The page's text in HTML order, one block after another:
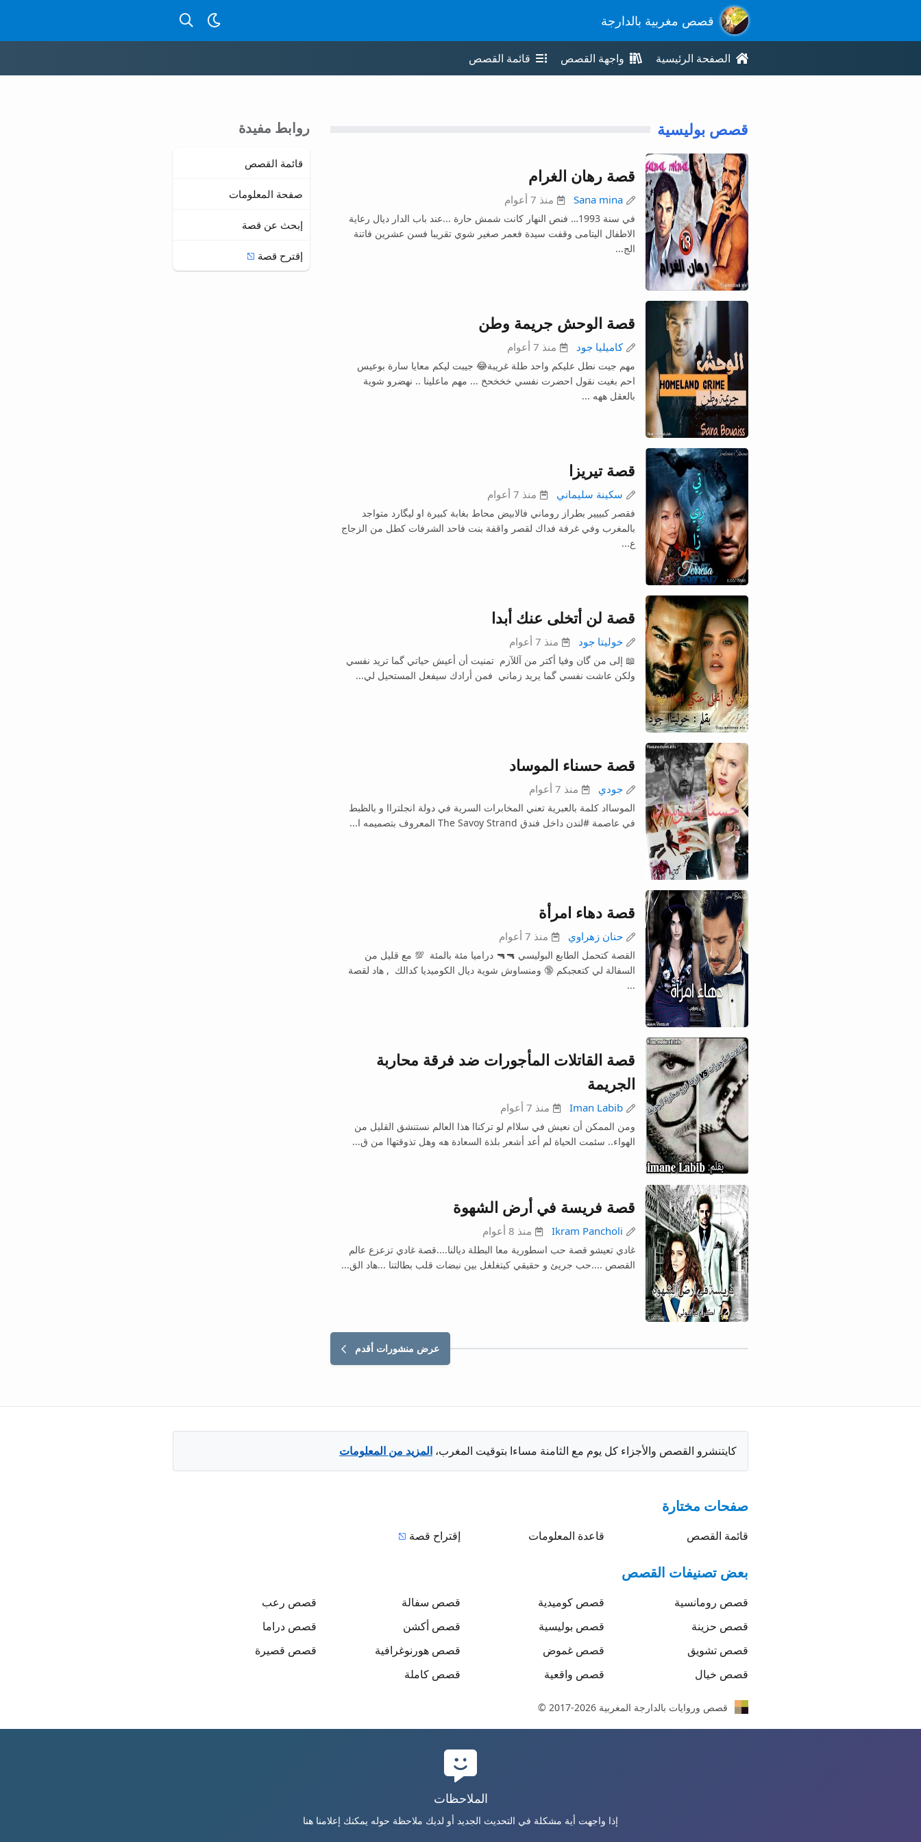
قصص مغربية بالدارجة بحث عن قصص بالدارجة
الصفحة الرئيسية واجهة القصص قائمة القصص
قصص بوليسية
قصة رهان الغرام
Sana mina منذ 7 أعوام
في سنة 1993… فنص النهار كانت شمش حارة ...عند باب الدار ديال رعاية
الاطفال اليتامى وقفت سيدة فعمر صغير شوي تقريبا فسن عشرين فاتنة
الج...
قصة الوحش جريمة وطن
كاميليا جود منذ 7 أعوام
مهم جيت نطل عليكم واحد طلة غريبة😂 جيبت ليكم معايا سارة بوعيس
احم بغيت نقول احضرت نفسي خخخحخ ... مهم ماعلينا .. نهضرو شوية
بالعقل ههه ...
قصة تيريزا
سكينة سليماني منذ 7 أعوام
فقصر كبييير بطراز روماني فالابيض محاط بغابة كبيرة او ليگارد متواجد
بالمغرب وفي غرفة فداك لقصر واقفة بنت فاحد الشرفات كطل من الزجاج
ع...
قصة لن أتخلى عنك أبدا
خوليتا جود منذ 7 أعوام
📖 إلى من گان وفيا أكتر من آللآزم تمنيت أن أعيش حياتي گما تريد نفسي
ولكن عاشت نفسي گما يريد زماني فمن أرادك سيفعل المستحيل لي...
قصة حسناء الموساد
جودي منذ 7 أعوام
الموسااد كلمة بالعبرية تعني المخابرات السرية في دولة انجلتراا و بالظبط
في عاصمة #لندن داخل فندق The Savoy Strand المعروف بتصميمه ا...
قصة دهاء امرأة
حنان زهراوي منذ 7 أعوام
القصة كتحمل الطابع البوليسي 🔫🔫 دراميا مئة بالمئة 💯 مع قليل من
السفالة لي كتعجبكم 🔞 ومنساوش شوية ديال الكوميديا كدالك , هاد لقصة
...
قصة القاتلات المأجورات ضد فرقة محاربة
الجريمة
Iman Labib منذ 7 أعوام
ومن الممكن أن نعيش في سلاام لو تركناا هذا العالم نستنشق القليل من
الهواء.. سئمت الحياة لم أعد أشعر بلذة السعادة هه وهل تذوقتهاا من ق...
قصة فريسة في أرض الشهوة
Ikram Pancholi منذ 8 أعوام
غادي تعيشو قصة حب اسطورية معا البطلة ديالنا....قصة غادي تزعزع عالم
القصص ....حب جريئ و حقيقي كيتغلغل بين نبضات قلب بطالتنا ...هاد الق...
عرض منشورات أقدم
روابط مفيدة
قائمة القصص
صفحة المعلومات
إبحث عن قصة
إقترح قصة
كايتنشرو القصص والأجزاء كل يوم مع الثامنة مساءا بتوقيت المغرب، المزيد من المعلومات
صفحات مختارة
قائمة القصص قاعدة المعلومات إقتراح قصة
بعض تصنيفات القصص
قصص رومانسية قصص كوميدية قصص سفالة قصص رعب
قصص حزينة قصص بوليسية قصص أكشن قصص دراما
قصص تشويق قصص غموض قصص هورنوغرافية قصص قصيرة
قصص خيال قصص واقعية قصص كاملة
قصص وروايات بالدارجة المغربية © 2017-2026
الملاحظات
إذا واجهت أية مشكلة في التحديث الجديد أو لديك ملاحظة حوله يمكنك إعلامنا هنا